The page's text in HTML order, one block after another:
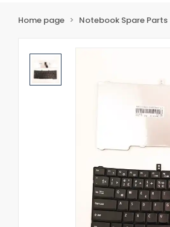
Home page Notebook Spare Parts